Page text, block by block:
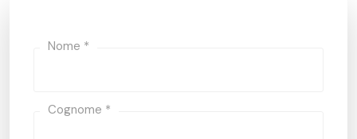
Nome *
Cognome *